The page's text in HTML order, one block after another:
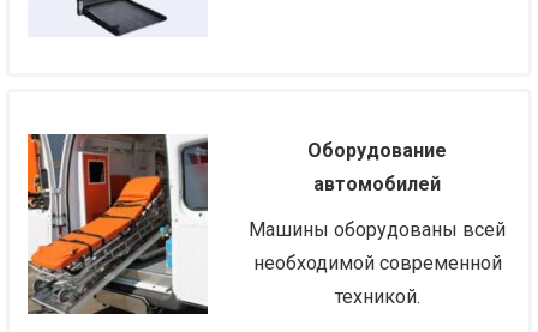
Оборудование
автомобилей
Машины оборудованы всей
необходимой современной
техникой.